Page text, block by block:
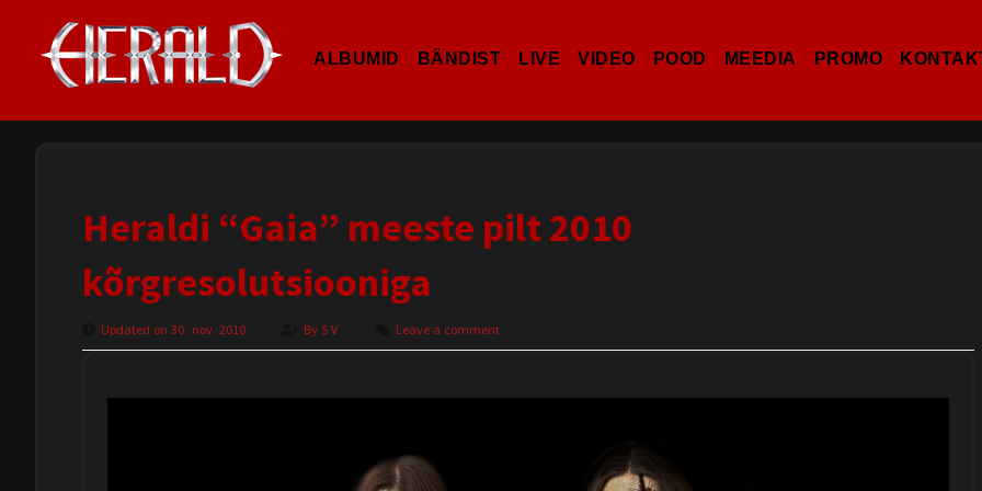
ALBUMID BÄNDIST LIVE VIDEO POOD MEEDIA PROMO
Heraldi “Gaia” meeste pilt 2010
kõrgresolutsiooniga
Updated on 30. nov. 2010 ByS V Leave a comment